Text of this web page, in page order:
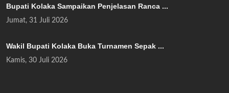
Bupati Kolaka Sampaikan Penjelasan Ranca ...
Jumat, 31 Juli 2026
Wakil Bupati Kolaka Buka Turnamen Sepak ...
Kamis, 30 Juli 2026